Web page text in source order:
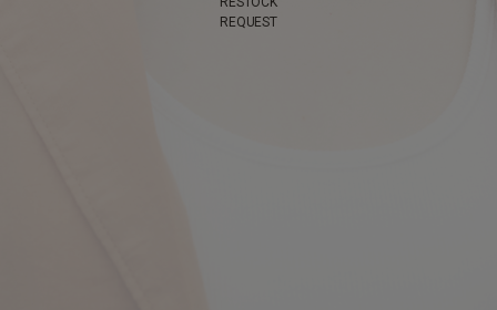
REQUEST